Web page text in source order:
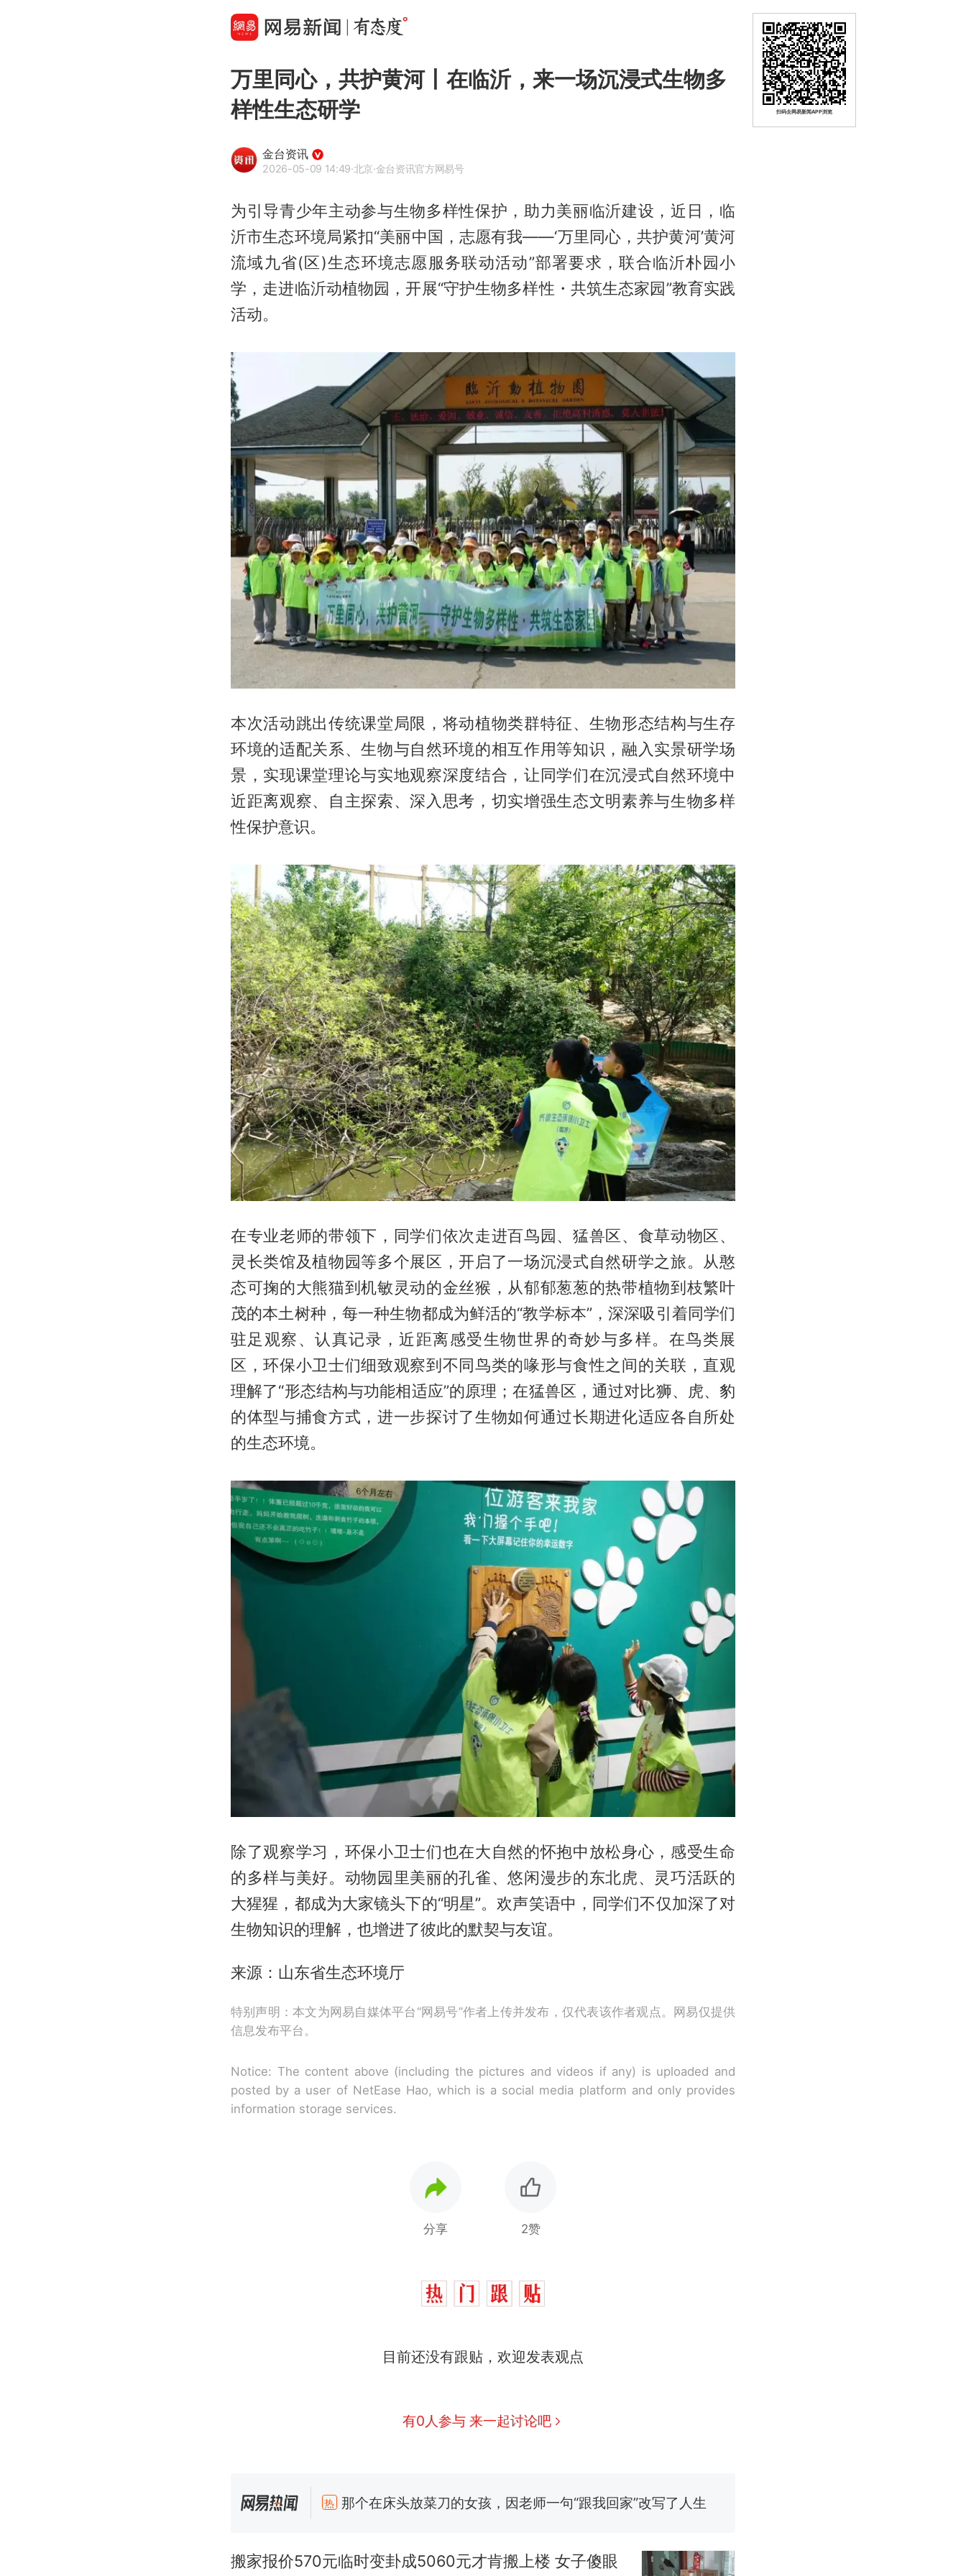
万里同心，共护黄河丨在临沂，来一场沉浸式生物多
样性生态研学
金台资讯
2026-05-09 14:49·北京·金台资讯官方网易号
为引导青少年主动参与生物多样性保护，助力美丽临沂建设，近日，临
沂市生态环境局紧扣“美丽中国，志愿有我——‘万里同心，共护黄河’黄河
流域九省(区)生态环境志愿服务联动活动”部署要求，联合临沂朴园小
学，走进临沂动植物园，开展“守护生物多样性・共筑生态家园”教育实践
活动。
本次活动跳出传统课堂局限，将动植物类群特征、生物形态结构与生存
环境的适配关系、生物与自然环境的相互作用等知识，融入实景研学场
景，实现课堂理论与实地观察深度结合，让同学们在沉浸式自然环境中
近距离观察、自主探索、深入思考，切实增强生态文明素养与生物多样
性保护意识。
在专业老师的带领下，同学们依次走进百鸟园、猛兽区、食草动物区、
灵长类馆及植物园等多个展区，开启了一场沉浸式自然研学之旅。从憨
态可掬的大熊猫到机敏灵动的金丝猴，从郁郁葱葱的热带植物到枝繁叶
茂的本土树种，每一种生物都成为鲜活的“教学标本”，深深吸引着同学们
驻足观察、认真记录，近距离感受生物世界的奇妙与多样。在鸟类展
区，环保小卫士们细致观察到不同鸟类的喙形与食性之间的关联，直观
理解了“形态结构与功能相适应”的原理；在猛兽区，通过对比狮、虎、豹
的体型与捕食方式，进一步探讨了生物如何通过长期进化适应各自所处
的生态环境。
除了观察学习，环保小卫士们也在大自然的怀抱中放松身心，感受生命
的多样与美好。动物园里美丽的孔雀、悠闲漫步的东北虎、灵巧活跃的
大猩猩，都成为大家镜头下的“明星”。欢声笑语中，同学们不仅加深了对
生物知识的理解，也增进了彼此的默契与友谊。
来源：山东省生态环境厅
特别声明：本文为网易自媒体平台“网易号”作者上传并发布，仅代表该作者观点。网易仅提供
信息发布平台。
Notice: The content above (including the pictures and videos if any) is uploaded and
posted by a user of NetEase Hao, which is a social media platform and only provides
information storage services.
分享 2赞
目前还没有跟贴，欢迎发表观点
有0人参与 来一起讨论吧
新
搬家报价570元，搬到楼下交5060元才肯搬上楼！女子傻眼
了……
搬家报价570元临时变卦成5060元才肯搬上楼 女子傻眼
扫码去网易新闻APP浏览